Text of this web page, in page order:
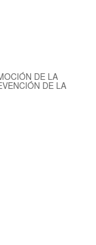
DE LA
DE LA